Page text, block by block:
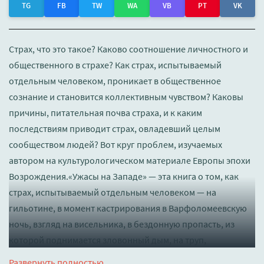
TG FB TW WA VB PT VK
Страх, что это такое? Каково соотношение личностного и
общественного в страхе? Как страх, испытываемый
отдельным человеком, проникает в общественное
сознание и становится коллективным чувством? Каковы
причины, питательная почва страха, и к каким
последствиям приводит страх, овладевший целым
сообществом людей? Вот круг проблем, изучаемых
автором на культурологическом материале Европы эпохи
Возрождения.«Ужасы на Западе» — эта книга о том, как
страх, испытываемый отдельным человеком — на
гильотине, в момент кастрирования в Варфоломеевскую
ночь, взгляд на висельника, в бездонную пропасть, из
которой поднимается зловонный дым, на труп,